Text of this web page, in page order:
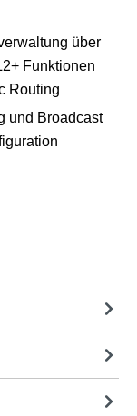
über
Funktionen
Routing
und Broadcast